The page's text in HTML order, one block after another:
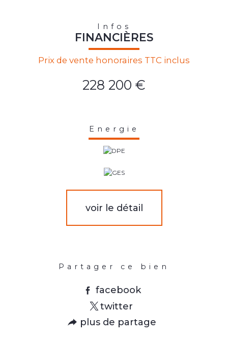
Infos
FINANCIÈRES
Prix de vente honoraires TTC inclus
228 200 €
Energie
voir le détail
Partager ce bien
facebook
twitter
plus de partage